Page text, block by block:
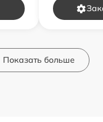
Показать больше